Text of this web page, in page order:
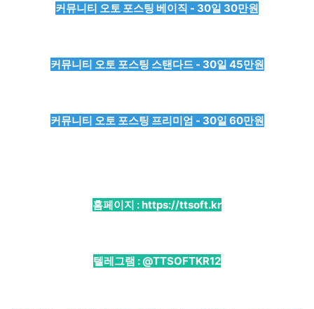
커뮤니티 오토 포스팅 베이직 - 30일 30만원
커뮤니티 오토 포스팅 스탠다드 - 30일 45만원
커뮤니티 오토 포스팅 프리미엄 - 30일 60만원
홈페이지 :https://ttsoft.kr
텔레그램 : @TTSOFTKR12